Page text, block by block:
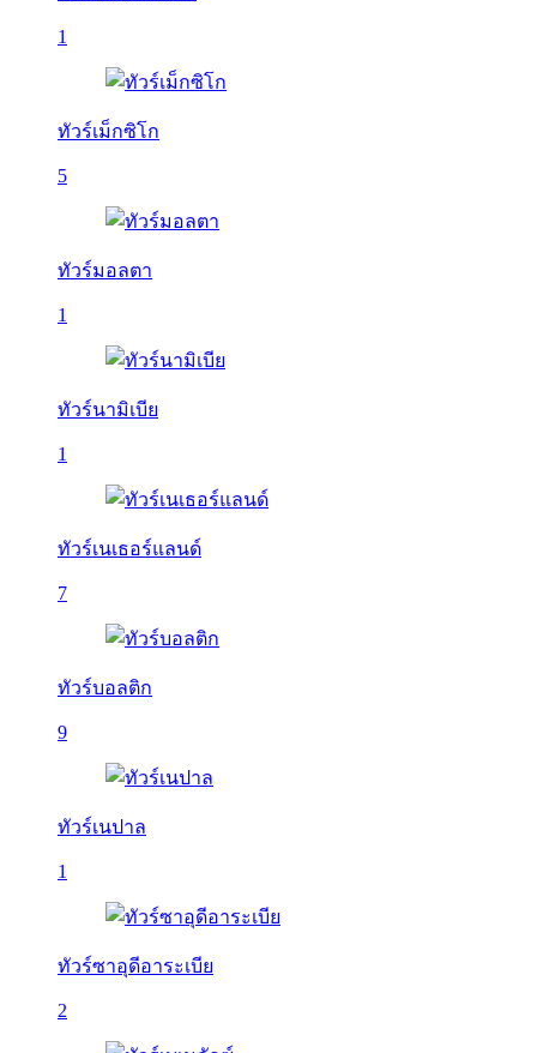
1
ทัวร์เม็กซิโก
5
ทัวร์มอลตา
1
ทัวร์นามิเบีย
1
ทัวร์เนเธอร์แลนด์
7
ทัวร์บอลติก
9
ทัวร์เนปาล
1
ทัวร์ซาอุดีอาระเบีย
2